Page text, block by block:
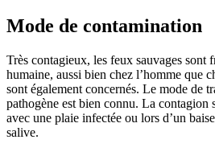
Mode de contamination
Très contagieux, les feux sauvages sont
humaine, aussi bien chez l’homme que
sont également concernés. Le mode de
pathogène est bien connu. La contagion
avec une plaie infectée ou lors d’un
salive.